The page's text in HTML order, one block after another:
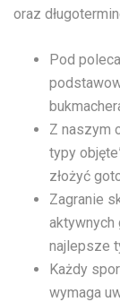
oraz
Pod
Z naszym
typy
złożyć
Zagranie
aktywnych
najlepsze
Każdy
wymaga